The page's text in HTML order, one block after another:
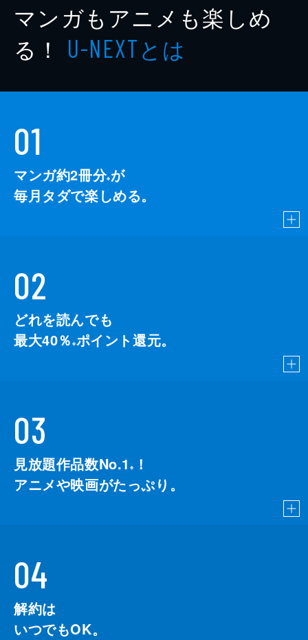
マンガもアニメも楽しめ
る！ U-NEXTとは
01
マンガ約2冊分※が
毎月タダで楽しめる。
02
どれを読んでも
最大40％ ※ポイント還元。
03
見放題作品数No.1 ※
！
アニメや映画がたっぷり。
04
解約は
いつでもOK。